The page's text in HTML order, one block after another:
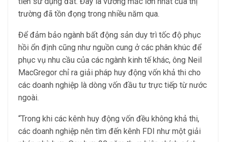
trường đã tồn đọng trong nhiều năm qua.
Để đảm bảo ngành bất động sản duy trì tốc độ phục
hồi ổn định cũng như nguồn cung ở các phân khúc để
phục vụ nhu cầu của các ngành kinh tế khác, ông Neil
MacGregor chỉ ra giải pháp huy động vốn khả thi cho
các doanh nghiệp là dòng vốn đầu tư trực tiếp từ nước
ngoài.
“Trong khi các kênh huy động vốn đều không khả thi,
các doanh nghiệp nên tìm đến kênh FDI như một giải